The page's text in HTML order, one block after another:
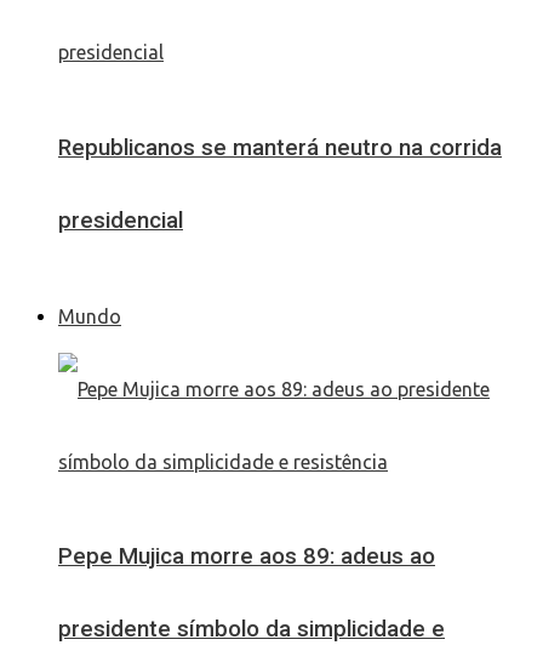
Republicanos se manterá neutro na corrida
presidencial
Mundo
Pepe Mujica morre aos 89: adeus ao
presidente símbolo da simplicidade e